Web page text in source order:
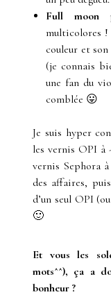
Full moon
multicolores !
couleur et
(je connais
une fan du
comblée 😛
Je suis hyper
les vernis OPI à
vernis Sephora
des affaires,
d’un seul OPI
🙂
Et vous les
mots^^), ça a
bonheur ?